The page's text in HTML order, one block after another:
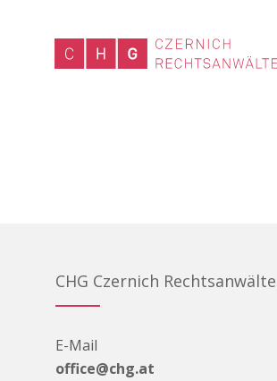
CHG Czernich Rechtsanwälte
E-Mail
office@chg.at